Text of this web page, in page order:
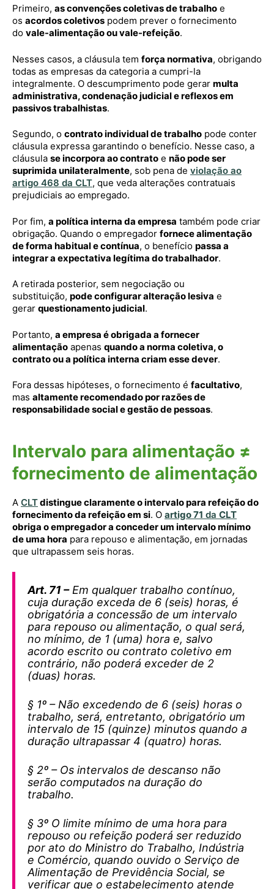
Primeiro, as convenções coletivas de trabalho e
os acordos coletivos podem prever o fornecimento
do vale-alimentação ou vale-refeição.
Nesses casos, a cláusula tem força normativa, obrigando
todas as empresas da categoria a cumpri-la
integralmente. O descumprimento pode gerar multa
administrativa, condenação judicial e reflexos em
passivos trabalhistas.
Segundo, o contrato individual de trabalho pode conter
cláusula expressa garantindo o benefício. Nesse caso, a
cláusula se incorpora ao contrato e não pode ser
suprimida unilateralmente, sob pena de violação ao
artigo 468 da CLT, que veda alterações contratuais
prejudiciais ao empregado.
Por fim, a política interna da empresa também pode criar
obrigação. Quando o empregador fornece alimentação
de forma habitual e contínua, o benefício passa a
integrar a expectativa legítima do trabalhador.
A retirada posterior, sem negociação ou
substituição, pode configurar alteração lesiva e
gerar questionamento judicial.
Portanto, a empresa é obrigada a fornecer
alimentação apenas quando a norma coletiva, o
contrato ou a política interna criam esse dever.
Fora dessas hipóteses, o fornecimento é facultativo,
mas altamente recomendado por razões de
responsabilidade social e gestão de pessoas.
Intervalo para alimentação ≠
fornecimento de alimentação
A CLTdistingue claramente o intervalo para refeição do
fornecimento da refeição em si. O artigo 71 da CLT
obriga o empregador a conceder um intervalo mínimo
de uma hora para repouso e alimentação, em jornadas
que ultrapassem seis horas.
Art. 71 –Em qualquer trabalho contínuo,
cuja duração exceda de 6 (seis) horas, é
obrigatória a concessão de um intervalo
para repouso ou alimentação, o qual será,
no mínimo, de 1 (uma) hora e, salvo
acordo escrito ou contrato coletivo em
contrário, não poderá exceder de 2
(duas) horas.
§ 1º – Não excedendo de 6 (seis) horas o
trabalho, será, entretanto, obrigatório um
intervalo de 15 (quinze) minutos quando a
duração ultrapassar 4 (quatro) horas.
§ 2º – Os intervalos de descanso não
serão computados na duração do
trabalho.
§ 3º O limite mínimo de uma hora para
repouso ou refeição poderá ser reduzido
por ato do Ministro do Trabalho, Indústria
e Comércio, quando ouvido o Serviço de
Alimentação de Previdência Social, se
verificar que o estabelecimento atende